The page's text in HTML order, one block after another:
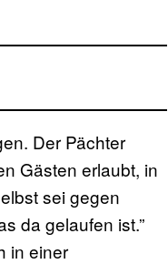
Der Pächter
Gästen erlaubt, in
sei gegen
da gelaufen ist.”
in einer